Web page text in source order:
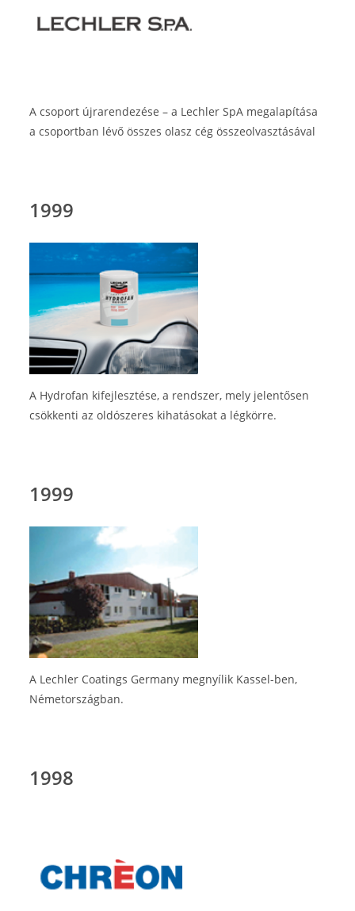
A csoport újrarendezése – a Lechler SpA megalapítása
a csoportban lévő összes olasz cég összeolvasztásával
1999
A Hydrofan kifejlesztése, a rendszer, mely jelentősen
csökkenti az oldószeres kihatásokat a légkörre.
1999
A Lechler Coatings Germany megnyílik Kassel-ben,
Németországban.
1998